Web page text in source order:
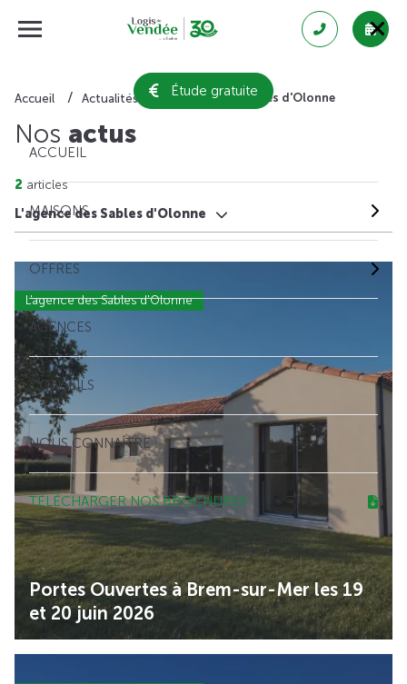
Étude gratuite
ACCUEIL
MAISONS
OFFRES
AGENCES
CONSEILS
NOUS CONNAÎTRE
TÉLÉCHARGER NOS BROCHURES
Accueil Actualités L'agence des Sables d'Olonne
Nos actus
2 articles
L'agence des Sables d'Olonne
L'agence des Sables d'Olonne
Portes Ouvertes à Brem-sur-Mer les 19
et 20 juin 2026